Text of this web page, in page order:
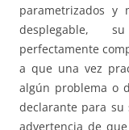
parametrizados y
desplegable,
perfectamente
a que una vez
algún problema o
declarante para su
advertencia de